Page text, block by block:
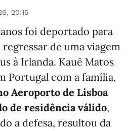
20:15
foi deportado para
regressar de uma viagem
à Irlanda. Kauê Matos
Portugal com a família,
Aeroporto de Lisboa
de residência válido,
a defesa, resultou da